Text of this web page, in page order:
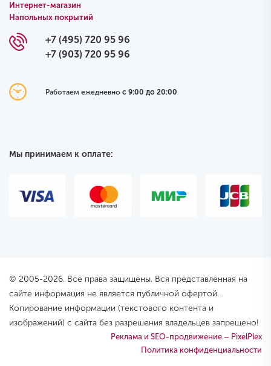
Интернет-магазин
Напольных покрытий
+7 (495) 720 95 96
+7 (903) 720 95 96
Работаем ежедневно с 9:00 до 20:00
Мы принимаем к оплате:
© 2005-2026. Все права защищены. Вся представленная на
сайте информация не является публичной офертой.
Копирование информации (текстового контента и
изображений) с сайта без разрешения владельцев запрещено!
Реклама и SEO-продвижение – PixelPlex
Политика конфиденциальности